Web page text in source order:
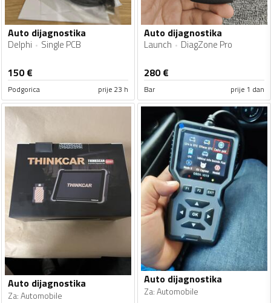
Auto dijagnostika
Delphi Single PCB
150€
Podgorica prije 23 h
Auto dijagnostika
Launch DiagZone Pro
280€
Bar prije 1 dan
Auto dijagnostika
Za:Automobile
Auto dijagnostika
Za:Automobile